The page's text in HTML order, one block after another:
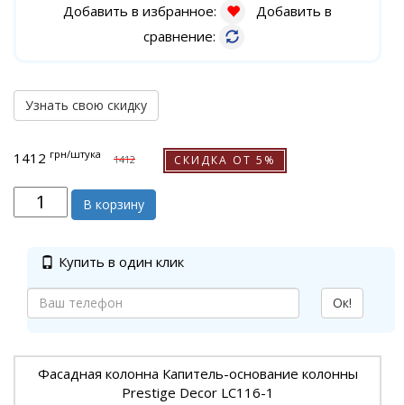
Добавить в избранное:
Добавить в
сравнение:
Узнать свою скидку
1412 грн/штука 1412 СКИДКА ОТ 5%
В корзину
Купить в один клик
Ок!
Фасадная колонна Капитель-основание колонны
Prestige Decor LC116-1